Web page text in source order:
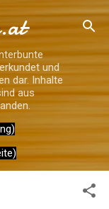
und
dar. Inhalte
aus